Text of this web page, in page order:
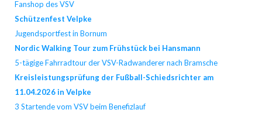
Fanshop des VSV
Schützenfest Velpke
Jugendsportfest in Bornum
Nordic Walking Tour zum Frühstück bei Hansmann
5-tägige Fahrradtour der VSV-Radwanderer nach Bramsche
Kreisleistungsprüfung der Fußball-Schiedsrichter am
11.04.2026 in Velpke
3 Startende vom VSV beim Benefizlauf